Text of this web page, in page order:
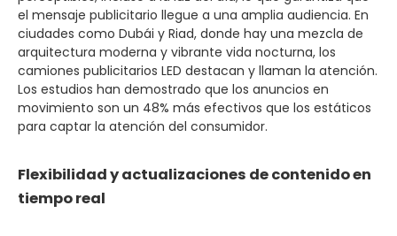
el mensaje publicitario llegue a una amplia audiencia. En
ciudades como Dubái y Riad, donde hay una mezcla de
arquitectura moderna y vibrante vida nocturna, los
camiones publicitarios LED destacan y llaman la atención.
Los estudios han demostrado que los anuncios en
movimiento son un 48% más efectivos que los estáticos
para captar la atención del consumidor.
Flexibilidad y actualizaciones de contenido en
tiempo real